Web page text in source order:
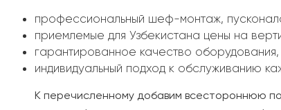
профессиональный шеф-монтаж,
приемлемые для Узбекистана цены на
гарантированное качество
индивидуальный подход к обслуживанию
К перечисленному добавим всестороннюю